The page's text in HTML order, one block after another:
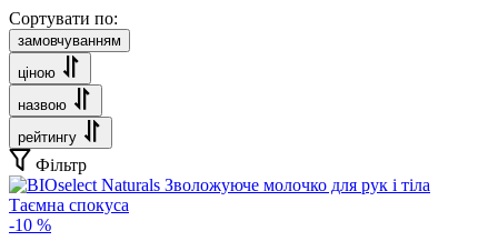
Сортувати по:
замовчуванням
ціною
назвою
рейтингу
Фільтр
-10 %